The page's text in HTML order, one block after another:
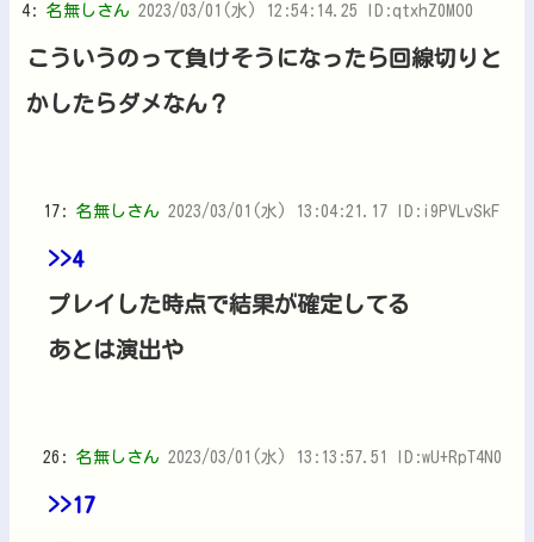
4: 名無しさん 2023/03/01(水) 12:54:14.25 ID:qtxhZ0MO0
こういうのって負けそうになったら回線切りと
かしたらダメなん？
17: 名無しさん 2023/03/01(水) 13:04:21.17 ID:i9PVLvSkF
>>4
プレイした時点で結果が確定してる
あとは演出や
26: 名無しさん 2023/03/01(水) 13:13:57.51 ID:wU+RpT4N0
>>17